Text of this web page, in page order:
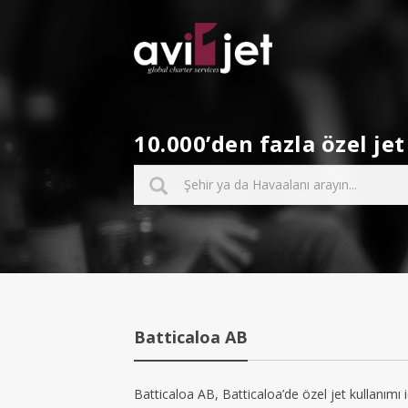
10.000’den fazla özel
Batticaloa AB
Batticaloa AB, Batticaloa’de özel jet